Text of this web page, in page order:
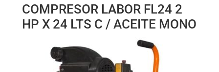
COMPRESOR LABOR FL24 2
HP X 24 LTS C / ACEITE MONO